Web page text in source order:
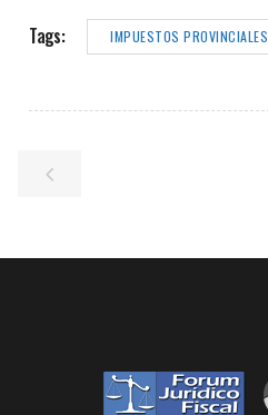
Tags: IMPUESTOS PROVINCIALES